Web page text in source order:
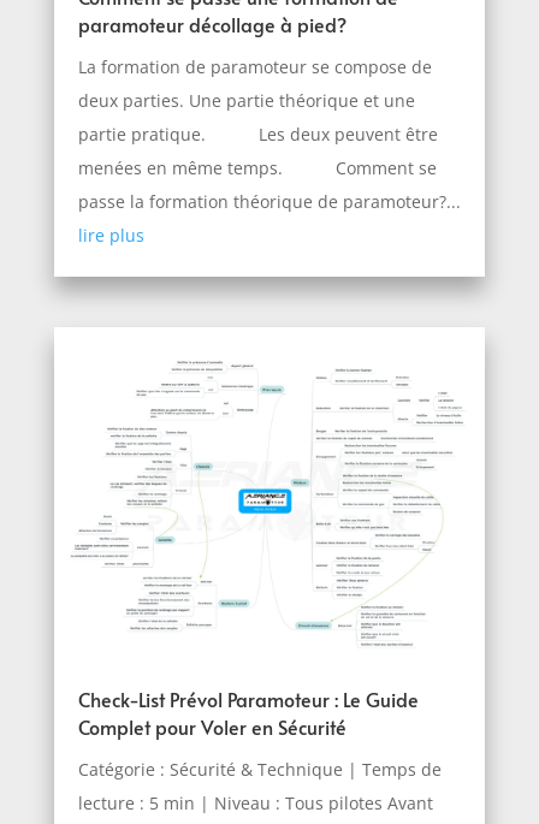
paramoteur décollage à pied?
La formation de paramoteur se compose de
deux parties. Une partie théorique et une
partie pratique. Les deux peuvent être
menées en même temps. Comment se
passe la formation théorique de paramoteur?...
lire plus
Check-List Prévol Paramoteur : Le Guide
Complet pour Voler en Sécurité
Catégorie : Sécurité & Technique | Temps de
lecture : 5 min | Niveau : Tous pilotes Avant